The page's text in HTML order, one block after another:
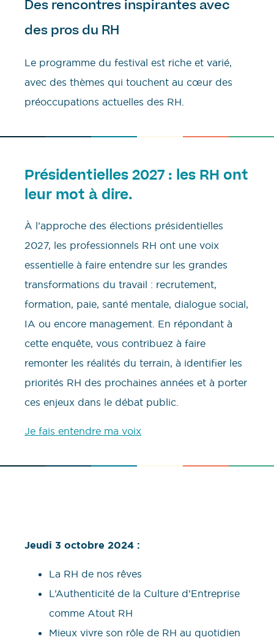
Des rencontres inspirantes avec
des pros du RH
Le programme du festival est riche et varié,
avec des thèmes qui touchent au cœur des
préoccupations actuelles des RH.
Présidentielles 2027 : les RH ont
leur mot à dire.
À l’approche des élections présidentielles
2027, les professionnels RH ont une voix
essentielle à faire entendre sur les grandes
transformations du travail : recrutement,
formation, paie, santé mentale, dialogue social,
IA ou encore management. En répondant à
cette enquête, vous contribuez à faire
remonter les réalités du terrain, à identifier les
priorités RH des prochaines années et à porter
ces enjeux dans le débat public.
Je fais entendre ma voix
Jeudi 3 octobre 2024 :
La RH de nos rêves
L’Authenticité de la Culture d’Entreprise
comme Atout RH
Mieux vivre son rôle de RH au quotidien